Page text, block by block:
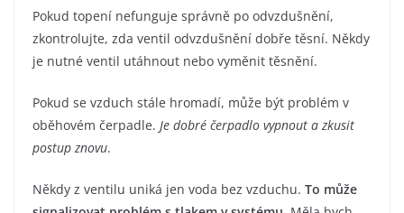
Pokud topení nefunguje správně po odvzdušnění,
zkontrolujte, zda ventil odvzdušnění dobře těsní. Někdy
je nutné ventil utáhnout nebo vyměnit těsnění.
Pokud se vzduch stále hromadí, může být problém v
oběhovém čerpadle. Je dobré čerpadlo vypnout a zkusit
postup znovu.
Někdy z ventilu uniká jen voda bez vzduchu. To může